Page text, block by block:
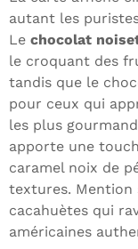
autant les
Le chocolat
le croquant des
tandis que le
pour ceux qui
les plus
apporte une
caramel noix de
textures. Mention
cacahuètes qui
américaines